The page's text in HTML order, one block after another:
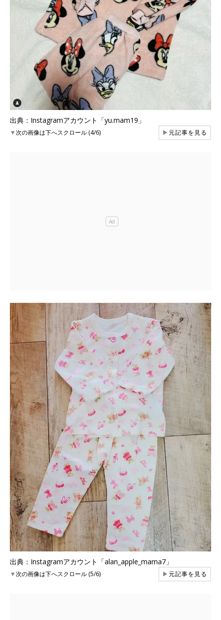
出典：Instagramアカウント「yu.mam19」
▼次の画像は下へスクロール (4/6) ▶元記事を見る
出典：Instagramアカウント「alan_apple_mama7」
▼次の画像は下へスクロール (5/6) ▶元記事を見る